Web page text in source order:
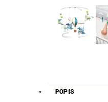
POPIS